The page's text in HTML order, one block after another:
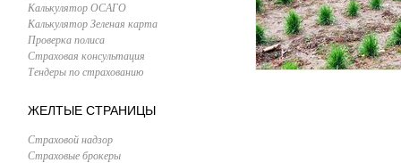
Калькулятор ОСАГО
Калькулятор Зеленая карта
Проверка полиса
Страховая консультация
Тендеры по страхованию
ЖЕЛТЫЕ СТРАНИЦЫ
Страховой надзор
Страховые брокеры